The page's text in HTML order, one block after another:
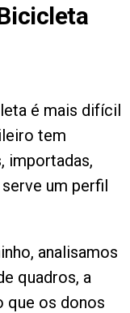
é mais difícil
tem
importadas,
um perfil
analisamos
quadros, a
que os donos